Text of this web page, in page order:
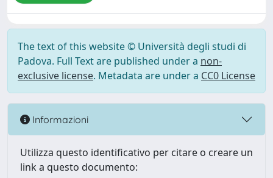
The text of this website © Università degli studi di
Padova. Full Text are published under a non-
exclusive license. Metadata are under a CC0 License
Informazioni
Utilizza questo identificativo per citare o creare un
link a questo documento: